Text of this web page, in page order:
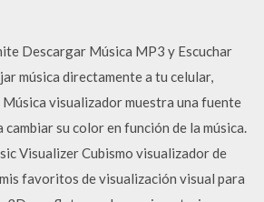
Descargar Música MP3 y Escuchar
música directamente a tu celular,
Música visualizador muestra una fuente
cambiar su color en función de la música.
Visualizer Cubismo visualizador de
favoritos de visualización visual para